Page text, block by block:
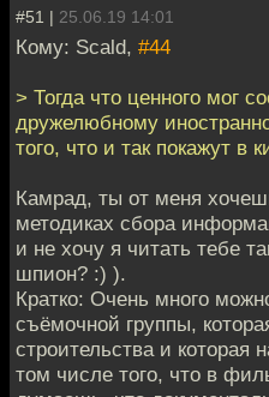
#51 | 25.06.19 14:01
Кому: Scald, #44
> Тогда что ценного мог
дружелюбному
того, что и так покажут в
Камрад, ты от меня
методиках сбора
и не хочу я читать тебе
шпион? :) ).
Кратко: Очень много
съёмочной группы,
строительства и которая
том числе того, что в